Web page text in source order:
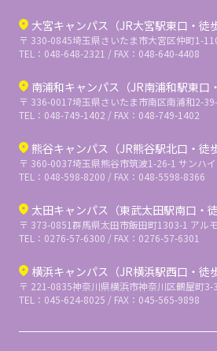
大宮キャンパス（JR大宮駅東口・徒
〒 330-0845埼玉県さいたま市大宮区仲町1-
TEL：048-648-2321 / FAX：048-640-4408
南浦和キャンパス（JR南浦和駅東口
〒 336-0017埼玉県さいたま市南区南浦和2-
TEL：048-749-1402 / FAX：048-749-1402
熊谷キャンパス（JR熊谷駅北口・徒
〒 360-0037埼玉県熊谷市筑波1-26-1 サンハ
TEL：048-598-8200 / FAX：048-5598-8366
太田キャンパス（東武太田駅南口・徒
〒 373-0851群馬県太田市飯田町1303-1 アル
TEL：0276-57-6300 / FAX：0276-57-6301
横浜キャンパス（JR横浜駅西口・徒
〒 221-0835神奈川県横浜市神奈川区鶴屋町
TEL：045-624-8025 / FAX：045-565-9898